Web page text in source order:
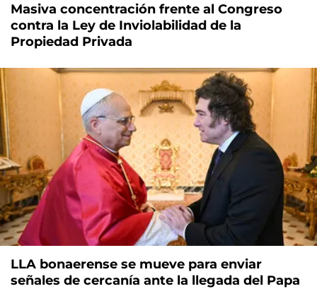
Masiva concentración frente al Congreso
contra la Ley de Inviolabilidad de la
Propiedad Privada
LLA bonaerense se mueve para enviar
señales de cercanía ante la llegada del Papa